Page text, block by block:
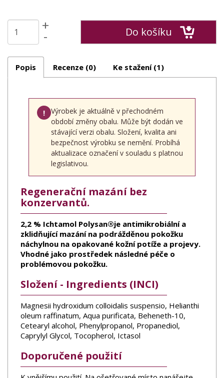
+
- Do košíku
Popis Recenze (0) Ke stažení (1)
!
Výrobek je aktuálně v přechodném
období změny obalu. Může být dodán ve
stávající verzi obalu. Složení, kvalita ani
bezpečnost výrobku se nemění. Probíhá
aktualizace označení v souladu s platnou
legislativou.
Regenerační mazání bez
konzervantů.
2,2 % Ichtamol Polysan®je antimikrobiální a
zklidňující mazání na podrážděnou pokožku
náchylnou na opakované kožní potíže a projevy.
Vhodné jako prostředek následné péče o
problémovou pokožku.
Složení - Ingredients (INCI)
Magnesii hydroxidum colloidalis suspensio, Helianthi
oleum raffinatum, Aqua purificata, Beheneth-10,
Cetearyl alcohol, Phenylpropanol, Propanediol,
Caprylyl Glycol, Tocopherol, Ictasol
Doporučené použití